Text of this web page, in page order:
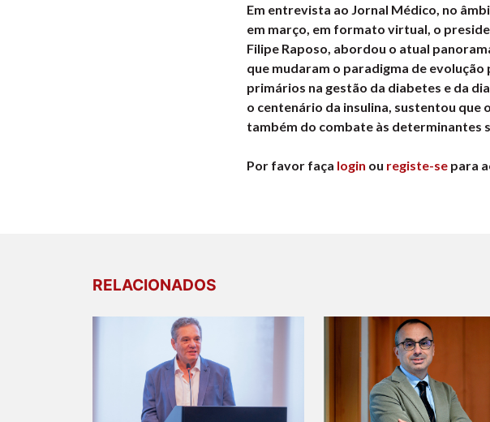
Em entrevista ao Jornal Médico, no
em março, em formato virtual, o
Filipe Raposo, abordou o atual
que mudaram o paradigma de
primários na gestão da diabetes e da
o centenário da insulina, sustentou que
também do combate às determinantes
Por favor faça login ou registe-se para
RELACIONADOS